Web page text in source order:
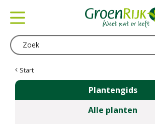
Start
Plantengids
Alle planten